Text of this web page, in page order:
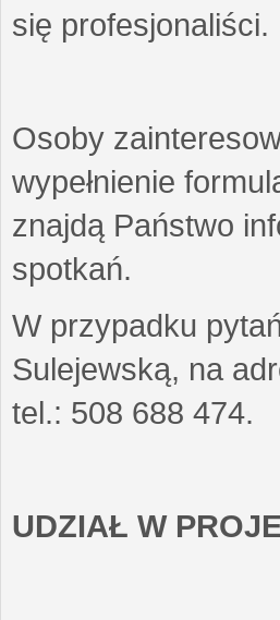
się profesjonaliści.
Osoby
wypełnienie
znajdą Państwo
spotkań.
W przypadku
Sulejewską, na
tel.: 508 688 474.
UDZIAŁ W